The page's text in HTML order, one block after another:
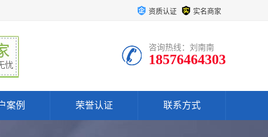
资质认证 实名商家
咨询热线：刘南南
18576464303
案例 荣誉认证 联系方式